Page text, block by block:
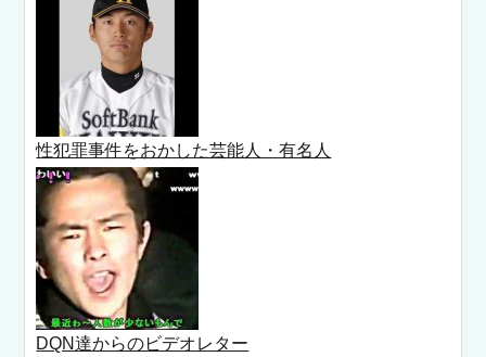
性犯罪事件をおかした芸能人・有名人
DQN達からのビデオレター